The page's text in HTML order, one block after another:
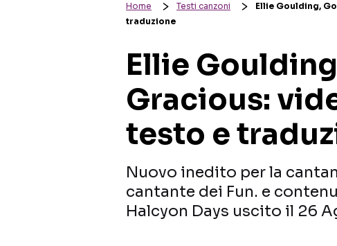
Home Testi canzoni
Ellie Goulding,
traduzione
Ellie
Gracious:
testo e
Nuovo inedito per la
cantante dei Fun. e
Halcyon Days uscito il 26